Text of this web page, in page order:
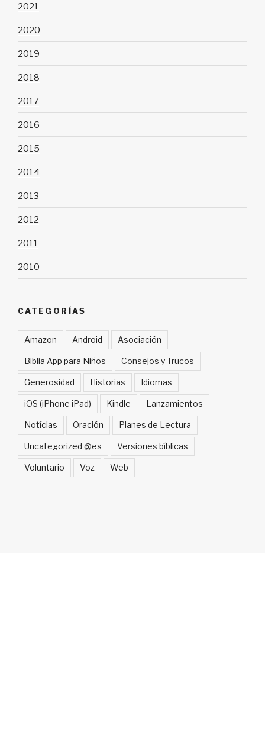
2021
2020
2019
2018
2017
2016
2015
2014
2013
2012
2011
2010
CATEGORÍAS
Amazon Android Asociación
Biblia App para Niños Consejos y Trucos
Generosidad Historias Idiomas
iOS (iPhone iPad) Kindle Lanzamientos
Notícias Oración Planes de Lectura
Uncategorized @es Versiones bíblicas
Voluntario Voz Web